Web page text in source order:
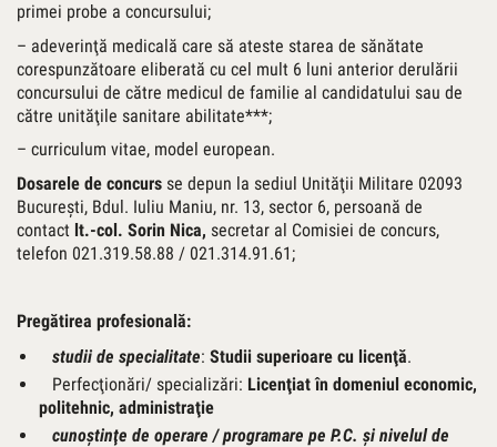
primei probe a concursului;
– adeverinţă medicală care să ateste starea de sănătate
corespunzătoare eliberată cu cel mult 6 luni anterior derulării
concursului de către medicul de familie al candidatului sau de
către unităţile sanitare abilitate***;
– curriculum vitae, model european.
Dosarele de concurs se depun la sediul Unităţii Militare 02093
Bucureşti, Bdul. Iuliu Maniu, nr. 13, sector 6, persoană de
contact lt.-col. Sorin Nica, secretar al Comisiei de concurs,
telefon 021.319.58.88 / 021.314.91.61;
Pregătirea profesională:
studii de specialitate: Studii superioare cu licenţă.
Perfecţionări/ specializări: Licenţiat în domeniul economic,
politehnic, administraţie
cunoştinţe de operare / programare pe P.C. şi nivelul de